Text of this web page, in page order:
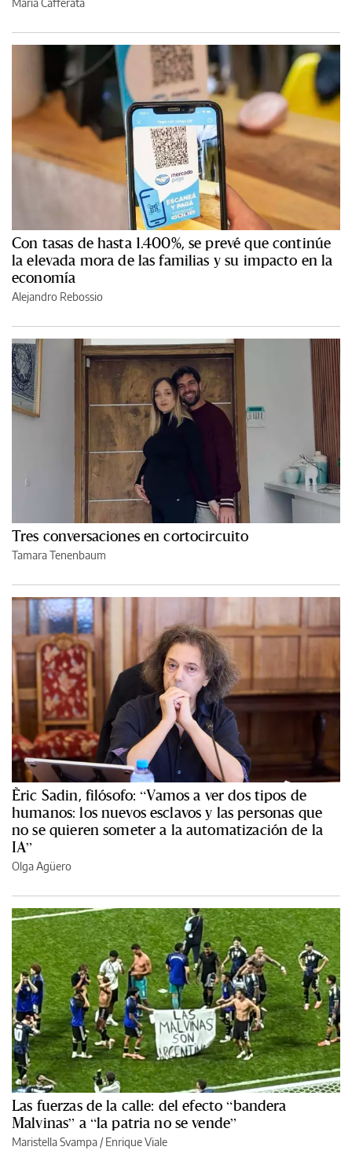
María Cafferata
Con tasas de hasta 1.400%, se prevé que continúe
la elevada mora de las familias y su impacto en la
economía
Alejandro Rebossio
Tres conversaciones en cortocircuito
Tamara Tenenbaum
Èric Sadin, filósofo: “Vamos a ver dos tipos de
humanos: los nuevos esclavos y las personas que
no se quieren someter a la automatización de la
IA”
Olga Agüero
Las fuerzas de la calle: del efecto “bandera
Malvinas” a “la patria no se vende”
Maristella Svampa /Enrique Viale